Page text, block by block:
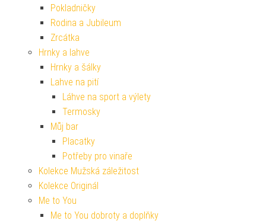
Pokladničky
Rodina a Jubileum
Zrcátka
Hrnky a lahve
Hrnky a šálky
Lahve na pití
Láhve na sport a výlety
Termosky
Můj bar
Placatky
Potřeby pro vinaře
Kolekce Mužská záležitost
Kolekce Originál
Me to You
Me to You dobroty a doplňky